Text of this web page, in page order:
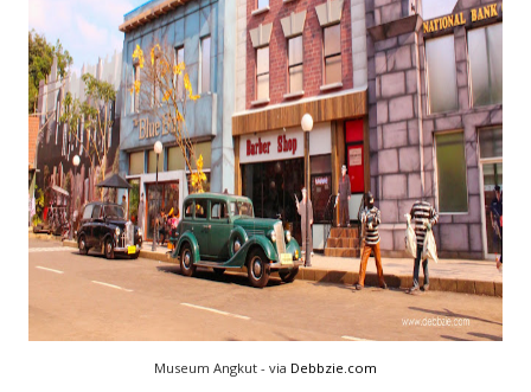
Museum Angkut - via Debbzie.com